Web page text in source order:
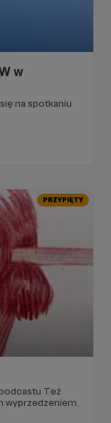
w
na spotkaniu
PRZYPIĘTY
Też